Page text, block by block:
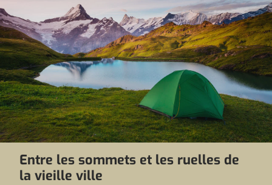
Entre les sommets et les ruelles de
la vieille ville